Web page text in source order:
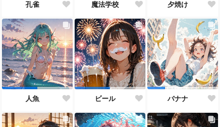
孔雀 魔法学校 夕焼け
人魚 ビール バナナ